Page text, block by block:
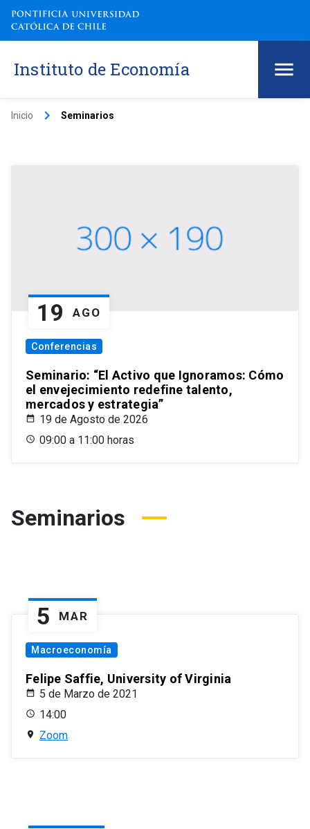
Instituto de Economía
Inicio keyboard_arrow_right Seminarios
19 AGO
Conferencias
Seminario: “El Activo que Ignoramos: Cómo
el envejecimiento redefine talento,
mercados y estrategia”
19 de Agosto de 2026
09:00 a 11:00 horas
Seminarios
5 MAR
Macroeconomía
Felipe Saffie, University of Virginia
5 de Marzo de 2021
14:00
Zoom